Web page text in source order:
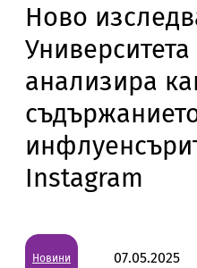
Ново
анализира
Instagram
Новини 07.05.2025